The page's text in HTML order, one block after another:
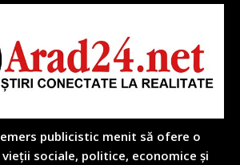
publicistic menit să ofere o
sociale, politice, economice și